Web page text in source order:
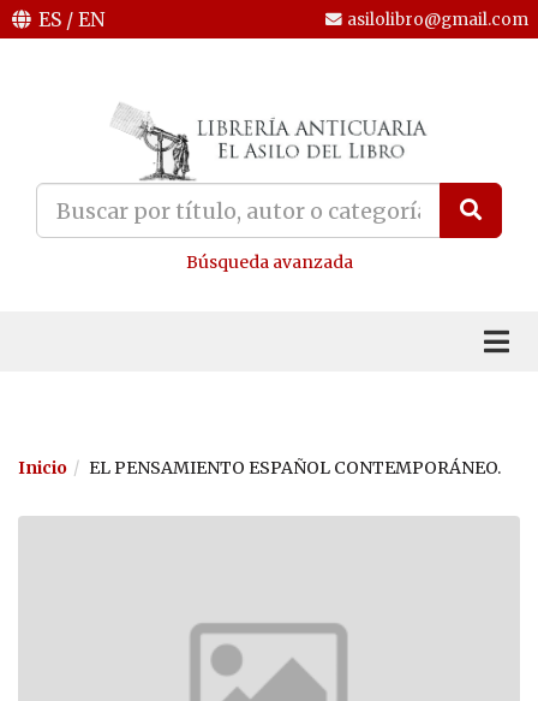
ES / EN asilolibro@gmail.com
Búsqueda avanzada
Inicio EL PENSAMIENTO ESPAÑOL CONTEMPORÁNEO.